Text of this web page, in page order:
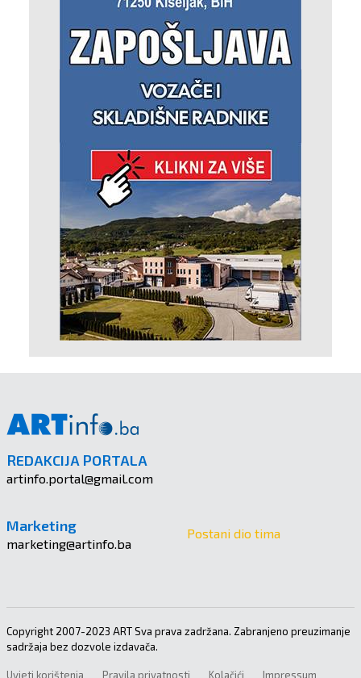
REDAKCIJA PORTALA
artinfo.portal@gmail.com
Marketing
marketing@artinfo.ba
Postani dio tima
Copyright 2007-2023 ART Sva prava zadržana. Zabranjeno preuzimanje
sadržaja bez dozvole izdavača.
Uvjeti korištenja Pravila privatnosti Kolačići Impressum